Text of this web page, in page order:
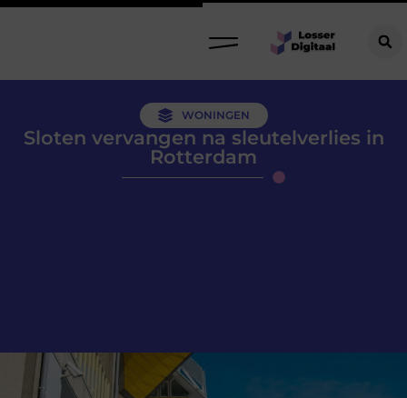
WONINGEN
Sloten vervangen na sleutelverlies in
Rotterdam